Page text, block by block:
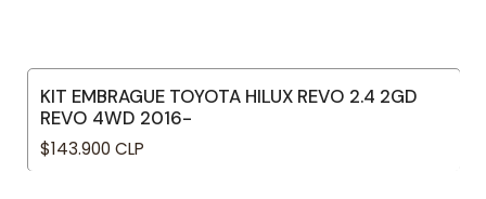
KIT EMBRAGUE TOYOTA HILUX REVO 2.4 2GD
REVO 4WD 2016-
$143.900 CLP